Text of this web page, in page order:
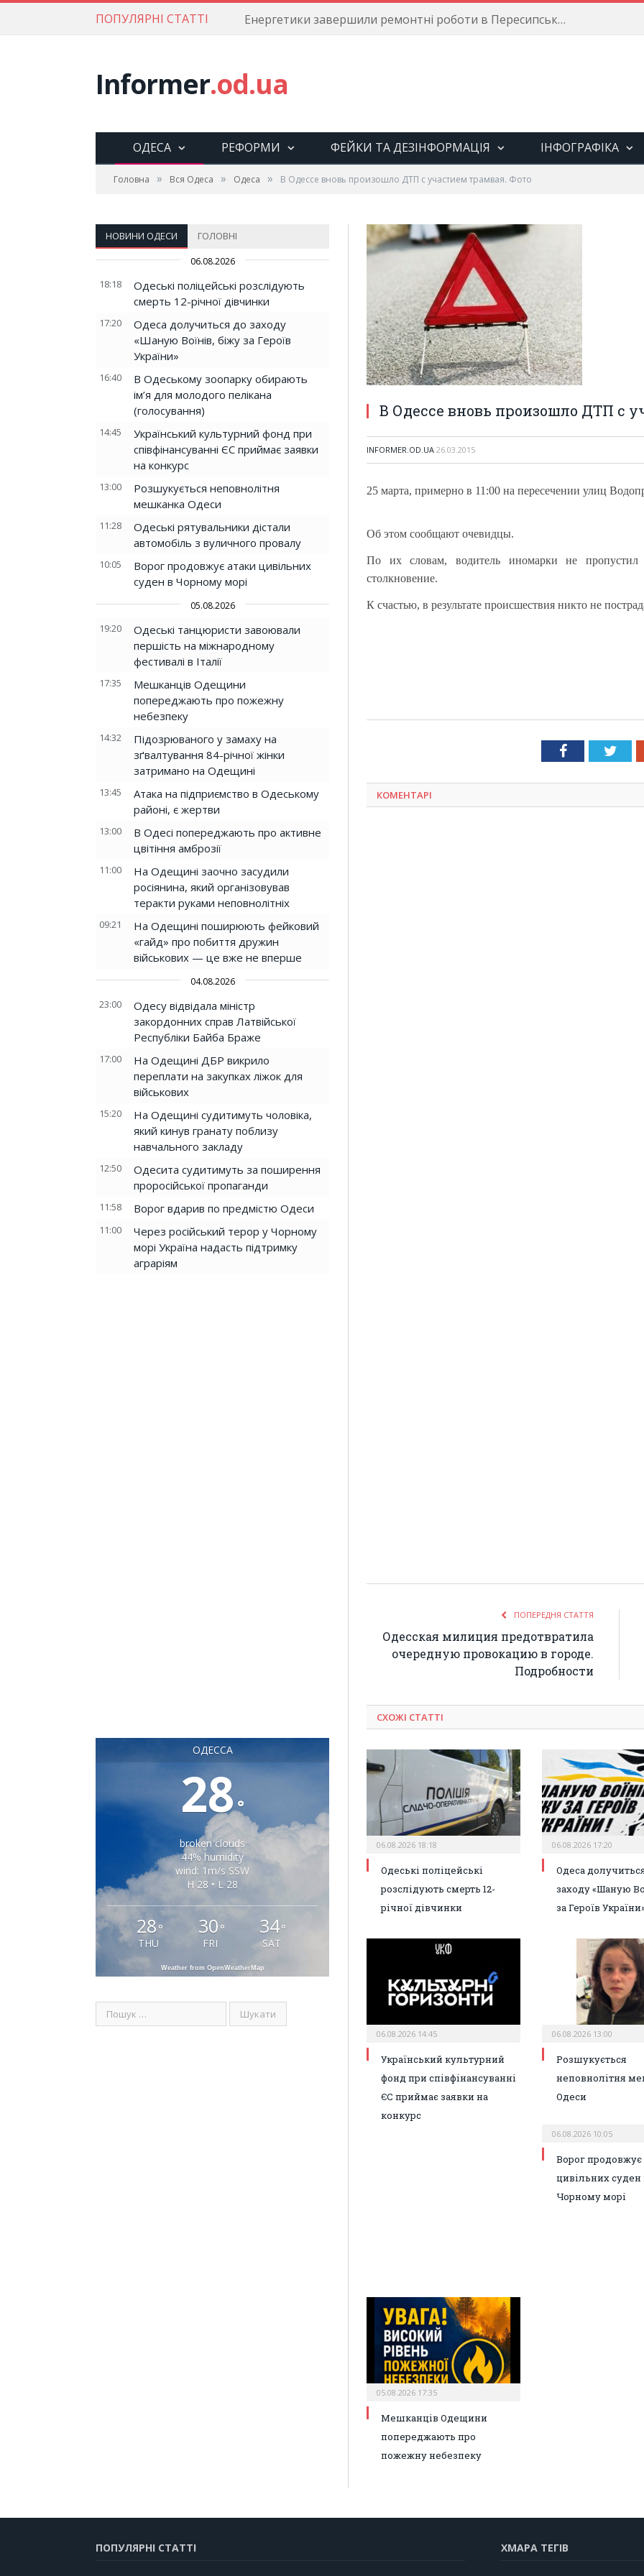
ПОПУЛЯРНІ СТАТТІ Енергетики завершили ремонтні роботи в Пересипському районі
Informer.od.ua
ОДЕСА РЕФОРМИ ФЕЙКИ ТА ДЕЗІНФОРМАЦІЯ ІНФОГРАФІКА
Головна » Вся Одеса » Одеса » В Одессе вновь произошло ДТП с участием трамвая. Фото
НОВИНИ ОДЕСИ ГОЛОВНІ
06.08.2026
18:18
Одеські поліцейські розслідують
смерть 12-річної дівчинки
17:20
Одеса долучиться до заходу
«Шаную Воїнів, біжу за Героїв
України»
16:40
В Одеському зоопарку обирають
ім’я для молодого пелікана
(голосування)
14:45
Український культурний фонд при
співфінансуванні ЄС приймає заявки
на конкурс
13:00
Розшукується неповнолітня
мешканка Одеси
11:28
Одеські рятувальники дістали
автомобіль з вуличного провалу
10:05
Ворог продовжує атаки цивільних
суден в Чорному морі
05.08.2026
19:20
Одеські танцюристи завоювали
першість на міжнародному
фестивалі в Італії
17:35
Мешканців Одещини
попереджають про пожежну
небезпеку
14:32
Підозрюваного у замаху на
зґвалтування 84-річної жінки
затримано на Одещині
13:45
Атака на підприємство в Одеському
районі, є жертви
13:00
В Одесі попереджають про активне
цвітіння амброзії
11:00
На Одещині заочно засудили
росіянина, який організовував
теракти руками неповнолітніх
09:21
На Одещині поширюють фейковий
«гайд» про побиття дружин
військових — це вже не вперше
04.08.2026
23:00
Одесу відвідала міністр
закордонних справ Латвійської
Республіки Байба Браже
17:00
На Одещині ДБР викрило
переплати на закупках ліжок для
військових
15:20
На Одещині судитимуть чоловіка,
який кинув гранату поблизу
навчального закладу
12:50
Одесита судитимуть за поширення
проросійської пропаганди
11:58 Ворог вдарив по предмістю Одеси
11:00
Через російський терор у Чорному
морі Україна надасть підтримку
аграріям
ОДЕССА
28°
broken clouds
44% humidity
wind: 1m/s SSW
H 28 • L 28
28 °
THU
30 °
FRI
34°
SAT
Weather from OpenWeatherMap
В Одессе вновь произошло ДТП с
INFORMER.OD.UA 26.03.2015
25 марта, примерно в 11:00 на пересечении улиц
Об этом сообщают очевидцы.
По их словам, водитель иномарки не пропустил
столкновение.
К счастью, в результате происшествия никто не
Facebook
КОМЕНТАРІ
ПОПЕРЕДНЯ СТАТТЯ
Одесская милиция предотвратила
очередную провокацию в городе.
Подробности
СХОЖІ СТАТТІ
06.08.2026 18:18
Одеські поліцейські
розслідують смерть 12-
річної дівчинки
06.08.2026 17:20
Одеса
заходу «Шаную
за Героїв
06.08.2026 14:45
Український культурний
фонд при співфінансуванні
ЄС приймає заявки на
конкурс
06.08.2026 13:00
Розшукується
неповнолітня
Одеси
06.08.2026 10:05
Ворог продовжує
цивільних суден
Чорному морі
05.08.2026 17:35
Мешканців Одещини
попереджають про
пожежну небезпеку
ПОПУЛЯРНІ СТАТТІ ХМАРА ТЕГІВ